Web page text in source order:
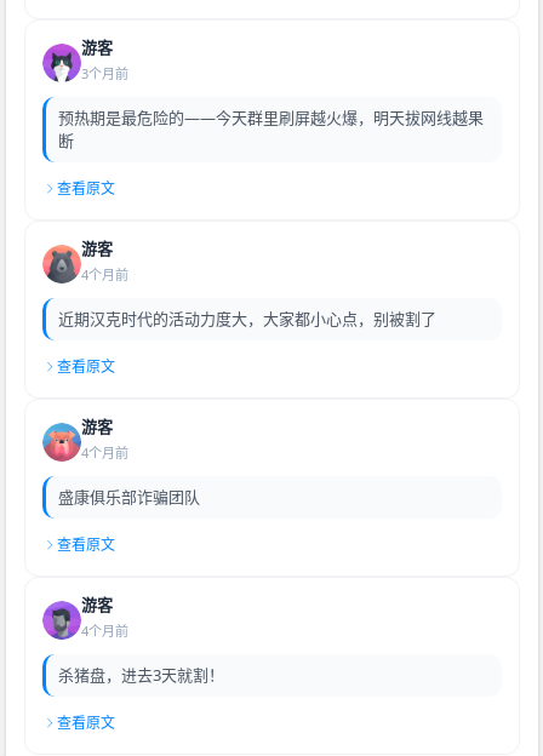
游客
3个月前
预热期是最危险的——今天群里刷屏越火爆，明天拔网线越果
断
查看原文
游客
4个月前
近期汉克时代的活动力度大，大家都小心点，别被割了
查看原文
游客
4个月前
盛康俱乐部诈骗团队
查看原文
游客
4个月前
杀猪盘，进去3天就割！
查看原文